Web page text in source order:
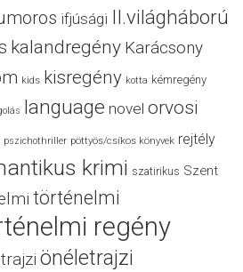
ifjúsági II.világháború
kalandregény Karácsony
kids kisregény kotta kémregény
language novel orvosi
pszichothriller pöttyös/csíkos könyvek rejtély
krimi szatirikus Szent
történelmi
regény
önéletrajzi